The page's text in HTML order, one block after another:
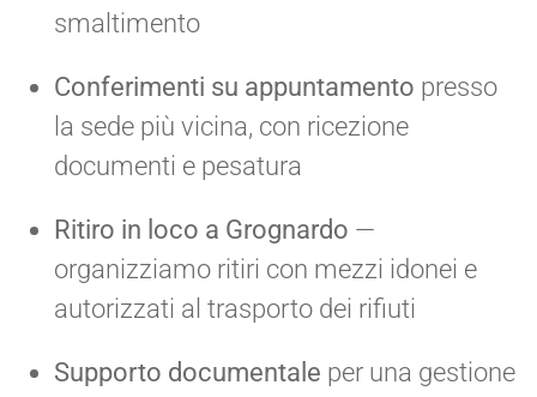
smaltimento
Conferimenti su appuntamento presso
la sede più vicina, con ricezione
documenti e pesatura
Ritiro in loco a Grognardo —
organizziamo ritiri con mezzi idonei e
autorizzati al trasporto dei rifiuti
Supporto documentale per una gestione